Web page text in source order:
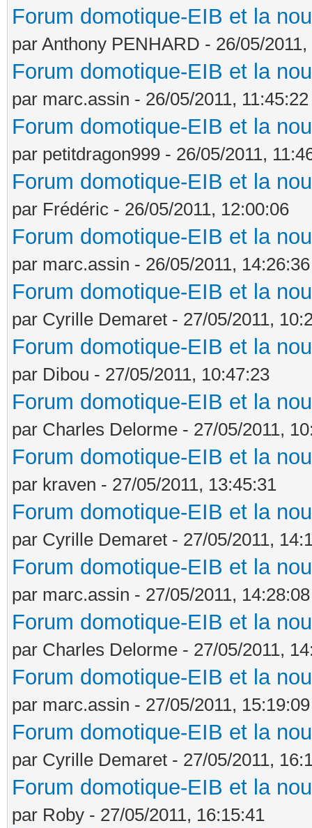
Forum domotique-EIB et la
par Anthony PENHARD - 26/05/
Forum domotique-EIB et la
par marc.assin - 26/05/2011, 11:45:22
Forum domotique-EIB et la
par petitdragon999 - 26/05/2011,
Forum domotique-EIB et la
par Frédéric - 26/05/2011, 12:00:06
Forum domotique-EIB et la
par marc.assin - 26/05/2011, 14:26:36
Forum domotique-EIB et la
par Cyrille Demaret - 27/05/2011,
Forum domotique-EIB et la
par Dibou - 27/05/2011, 10:47:23
Forum domotique-EIB et la
par Charles Delorme - 27/05/2011,
Forum domotique-EIB et la
par kraven - 27/05/2011, 13:45:31
Forum domotique-EIB et la
par Cyrille Demaret - 27/05/2011,
Forum domotique-EIB et la
par marc.assin - 27/05/2011, 14:28:08
Forum domotique-EIB et la
par Charles Delorme - 27/05/2011,
Forum domotique-EIB et la
par marc.assin - 27/05/2011, 15:19:09
Forum domotique-EIB et la
par Cyrille Demaret - 27/05/2011,
Forum domotique-EIB et la
par Roby - 27/05/2011, 16:15:41